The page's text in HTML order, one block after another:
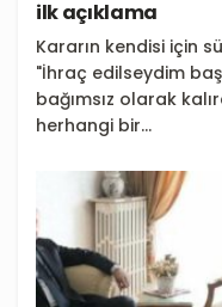
ilk açıklama
Kararın kendisi için
"İhraç edilseydim
bağımsız olarak
herhangi bir...